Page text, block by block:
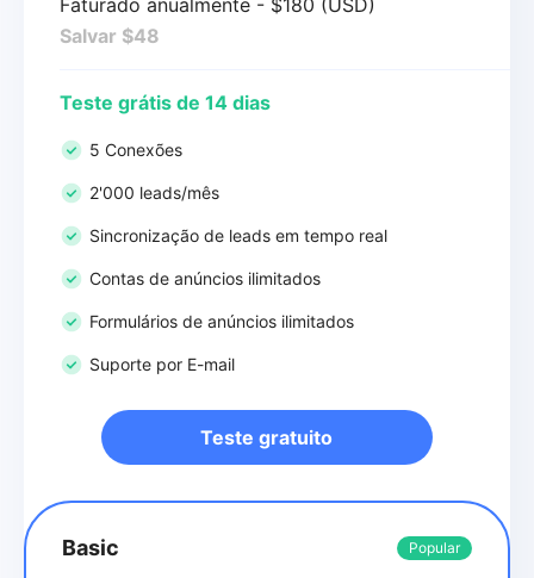
Salvar $48
Teste grátis de 14 dias
5 Conexões
2'000 leads/mês
Sincronização de leads em tempo real
Contas de anúncios ilimitados
Formulários de anúncios ilimitados
Suporte por E-mail
Teste gratuito
Basic Popular